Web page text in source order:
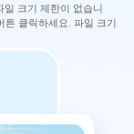
크기 제한이 없습니
튼 클릭하세요. 파일 크기